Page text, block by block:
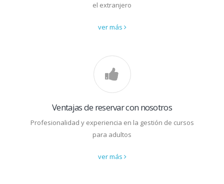
el extranjero
ver más
Ventajas de reservar con nosotros
Profesionalidad y experiencia en la gestión de cursos
para adultos
ver más